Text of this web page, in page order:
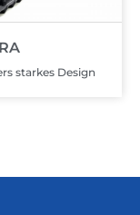
starkes Design